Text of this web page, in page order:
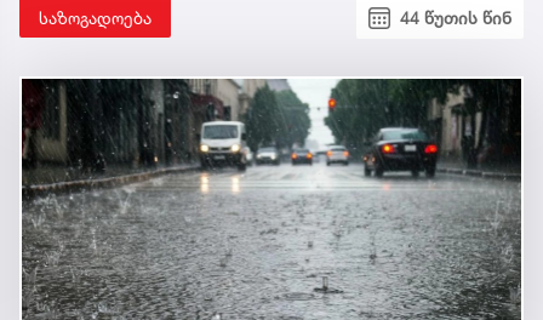
საზოგადოება 44 წუთის წინ